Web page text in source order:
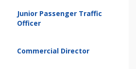
Junior Passenger Traffic
Officer
Commercial Director